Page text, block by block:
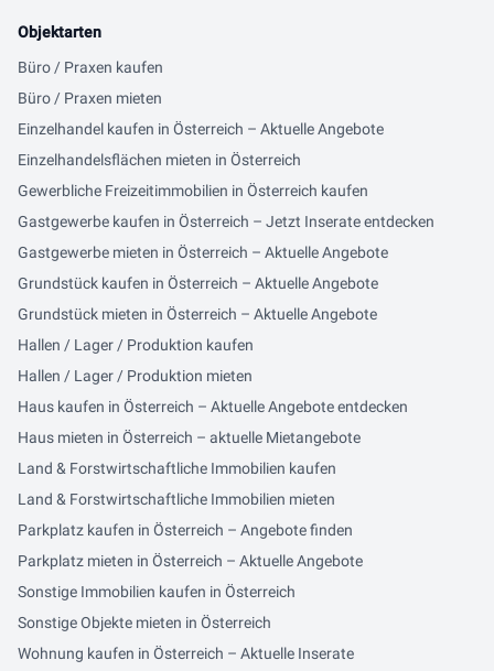
Objektarten
Büro / Praxen kaufen
Büro / Praxen mieten
Einzelhandel kaufen in Österreich – Aktuelle Angebote
Einzelhandelsflächen mieten in Österreich
Gewerbliche Freizeitimmobilien in Österreich kaufen
Gastgewerbe kaufen in Österreich – Jetzt Inserate entdecken
Gastgewerbe mieten in Österreich – Aktuelle Angebote
Grundstück kaufen in Österreich – Aktuelle Angebote
Grundstück mieten in Österreich – Aktuelle Angebote
Hallen / Lager / Produktion kaufen
Hallen / Lager / Produktion mieten
Haus kaufen in Österreich – Aktuelle Angebote entdecken
Haus mieten in Österreich – aktuelle Mietangebote
Land & Forstwirtschaftliche Immobilien kaufen
Land & Forstwirtschaftliche Immobilien mieten
Parkplatz kaufen in Österreich – Angebote finden
Parkplatz mieten in Österreich – Aktuelle Angebote
Sonstige Immobilien kaufen in Österreich
Sonstige Objekte mieten in Österreich
Wohnung kaufen in Österreich – Aktuelle Inserate